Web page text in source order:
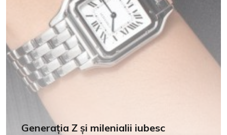
Generația Z și milenialii iubesc